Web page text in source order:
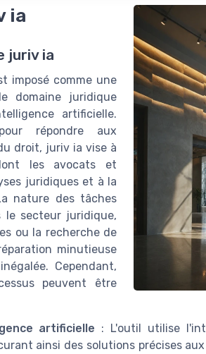
ia
juriv ia
imposé comme une
domaine juridique
artificielle.
répondre aux
droit, juriv ia vise à
les avocats et
juridiques et à la
nature des tâches
le secteur juridique,
ou la recherche de
minutieuse
Cependant,
peuvent être
artificielle : L'outil utilise
ainsi des solutions précises